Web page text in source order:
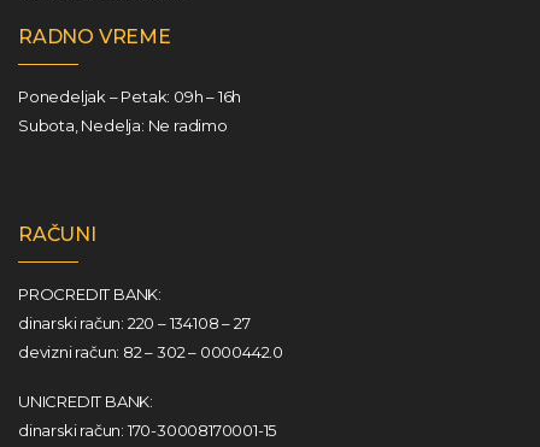
RADNO VREME
Ponedeljak – Petak: 09h – 16h
Subota, Nedelja: Ne radimo
RAČUNI
PROCREDIT BANK:
dinarski račun: 220 – 134108 – 27
devizni račun: 82 – 302 – 0000442.0
UNICREDIT BANK:
dinarski račun: 170-30008170001-15